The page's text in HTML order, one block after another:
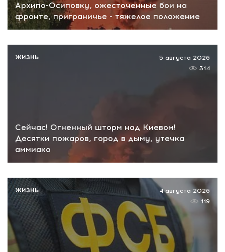
Архипо-Осиповку, ожесточенные бои на
фронте, приграничье - тяжелое положение
Сейчас! Огненный шторм над Киевом!
Десятки пожаров, город в дыму, утечка
аммиака
5 августа 2026
314
ЖИЗНЬ
4 августа 2026
119
ЖИЗНЬ